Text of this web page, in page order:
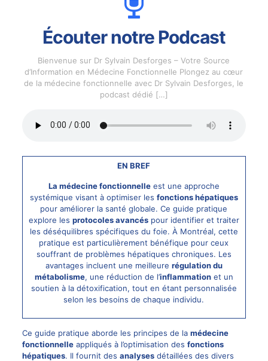
Écouter notre Podcast
Bienvenue sur Dr Sylvain Desforges – Votre Source
d’Information en Médecine Fonctionnelle Plongez au cœur
de la médecine fonctionnelle avec Dr Sylvain Desforges, le
podcast dédié […]
EN BREF
La médecine fonctionnelleest une approche
systémique visant à optimiser les fonctions hépatiques
pour améliorer la santé globale. Ce guide pratique
explore les protocoles avancéspour identifier et traiter
les déséquilibres spécifiques du foie. À Montréal, cette
pratique est particulièrement bénéfique pour ceux
souffrant de problèmes hépatiques chroniques. Les
avantages incluent une meilleure régulation du
métabolisme, une réduction de l’inflammationet un
soutien à la détoxification, tout en étant personnalisée
selon les besoins de chaque individu.
Ce guide pratique aborde les principes de la médecine
fonctionnelleappliqués à l’optimisation des fonctions
hépatiques. Il fournit des analysesdétaillées des divers